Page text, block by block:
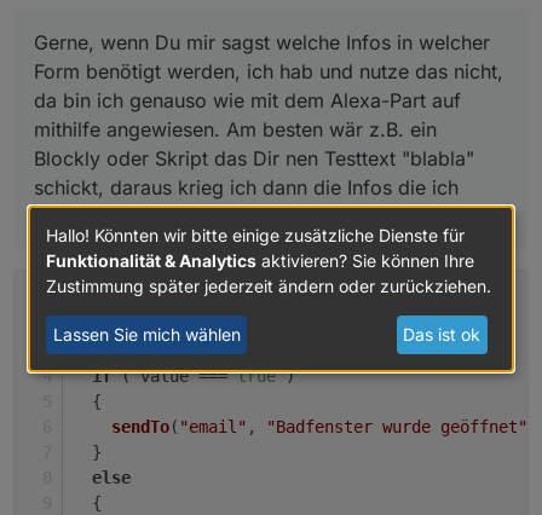
das Dir nen Testtext "blabla" schickt, daraus krieg ich
dann die Infos die ich brauch.
Gerne, wenn Du mir sagst welche Infos in welcher
Form benötigt werden, ich hab und nutze das nicht,
da bin ich genauso wie mit dem Alexa-Part auf
mithilfe angewiesen. Am besten wär z.B. ein
Blockly oder Skript das Dir nen Testtext "blabla"
schickt, daraus krieg ich dann die Infos die ich
: "hm-rpc.0.OEQ0926852.1.STATE" change
var value = obj.
if ( value === true )
  {
sendTo( "email" , "Badfenster wurde geöffnet"
  }
else
  {
Hallo! Könnten wir bitte einige zusätzliche Dienste für
Funktionalität & Analytics aktivieren? Sie können Ihre
Zustimmung später jederzeit ändern oder zurückziehen.
Lassen Sie mich wählen Das ist ok